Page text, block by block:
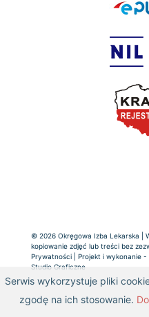
© 2026 Okręgowa Izba Lekarska |
kopiowanie zdjęć lub treści bez
Prywatności | Projekt i wykonanie -
Studio Graficzne
Serwis wykorzystuje pliki
zgodę na ich stosowanie.